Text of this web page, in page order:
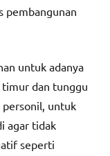
pembangunan
untuk adanya
timur dan tunggu
personil, untuk
agar tidak
seperti